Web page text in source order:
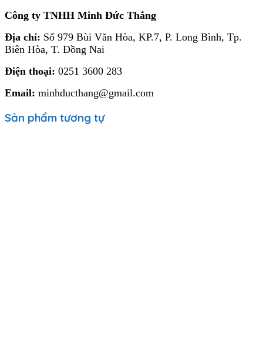
Công ty TNHH Minh Đức Thắng
Địa chỉ: Số 979 Bùi Văn Hòa, KP.7, P. Long Bình, Tp.
Biên Hòa, T. Đồng Nai
Điện thoại: 0251 3600 283
Email: minhducthang@gmail.com
Sản phẩm tương tự